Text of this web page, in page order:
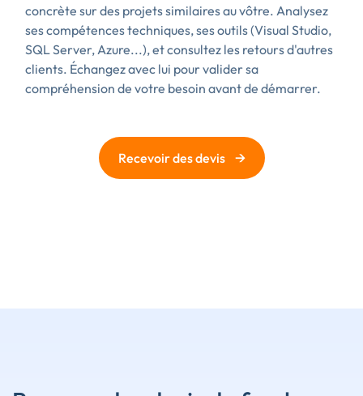
concrète sur des projets similaires au vôtre. Analysez
ses compétences techniques, ses outils (Visual Studio,
SQL Server, Azure...), et consultez les retours d'autres
clients. Échangez avec lui pour valider sa
compréhension de votre besoin avant de démarrer.
Recevoir des devis →